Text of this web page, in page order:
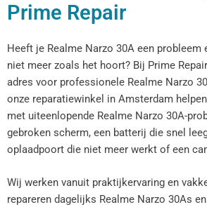
Prime Repair
Heeft je Realme Narzo 30A een probleem
niet meer zoals het hoort? Bij Prime
adres voor professionele Realme Narzo
onze reparatiewinkel in Amsterdam
met uiteenlopende Realme Narzo 30A-
gebroken scherm, een batterij die snel
oplaadpoort die niet meer werkt of een
Wij werken vanuit praktijkervaring en
repareren dagelijks Realme Narzo 30As